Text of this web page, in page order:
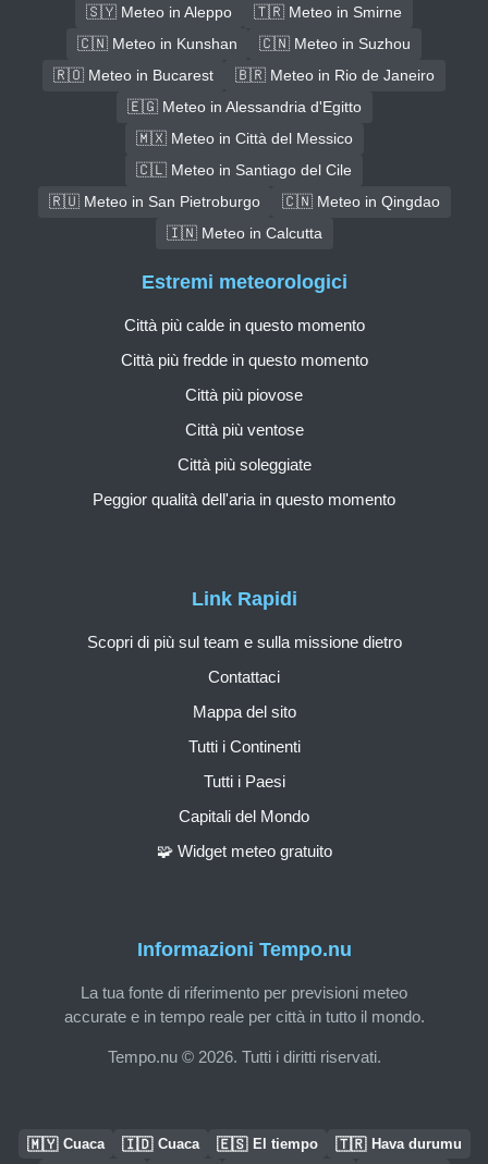
🇸🇾 Meteo in Aleppo
🇹🇷 Meteo in Smirne
🇨🇳 Meteo in Kunshan
🇨🇳 Meteo in Suzhou
🇷🇴 Meteo in Bucarest
🇧🇷 Meteo in Rio de Janeiro
🇪🇬 Meteo in Alessandria d'Egitto
🇲🇽 Meteo in Città del Messico
🇨🇱 Meteo in Santiago del Cile
🇷🇺 Meteo in San Pietroburgo
🇨🇳 Meteo in Qingdao
🇮🇳 Meteo in Calcutta
Informazioni Tempo.nu
La tua fonte di riferimento per previsioni meteo
accurate e in tempo reale per città in tutto il mondo.
Tempo.nu © 2026. Tutti i diritti riservati.
Link Rapidi
Scopri di più sul team e sulla missione dietro
Contattaci
Mappa del sito
Tutti i Continenti
Tutti i Paesi
Capitali del Mondo
🧩 Widget meteo gratuito
Estremi meteorologici
Città più calde in questo momento
Città più fredde in questo momento
Città più piovose
Città più ventose
Città più soleggiate
Peggior qualità dell'aria in questo momento
🇲🇾 Cuaca 🇮🇩 Cuaca 🇪🇸 El tiempo 🇹🇷 Hava durumu